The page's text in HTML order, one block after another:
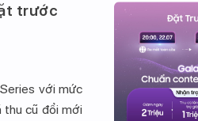
trước
với mức
cũ đổi mới